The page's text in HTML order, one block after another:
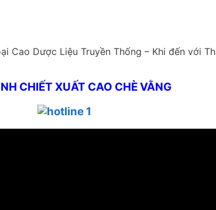
Cao Dược Liệu Truyền Thống – Khi đến với
CHIẾT XUẤT CAO CHÈ VẰNG